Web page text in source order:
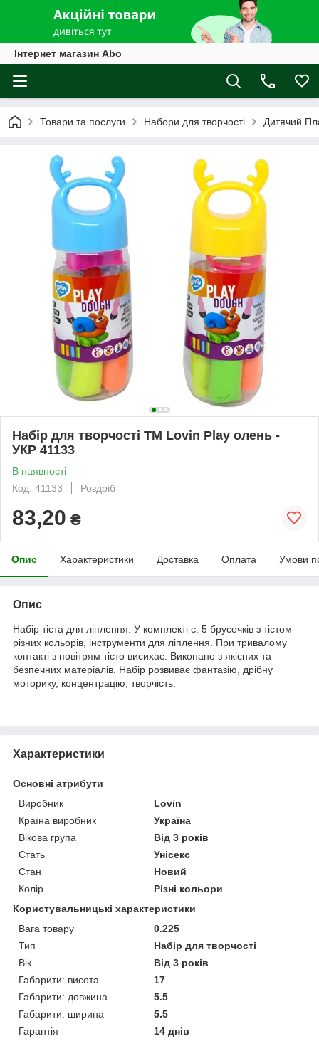
Інтернет магазин Abo
Товари та послуги Набори для творчості Дитячий
Набір для творчості ТМ Lovin Play олень -
УКР 41133
В наявності
Код: 41133
Роздріб
83,20 ₴
Опис Характеристики Доставка Оплата Умови
Опис
Набір тіста для ліплення. У комплекті є: 5 брусочків з тістом
різних кольорів, інструменти для ліплення. При тривалому
контакті з повітрям тісто висихає. Виконано з якісних та
безпечних матеріалів. Набір розвиває фантазію, дрібну
моторику, концентрацію, творчість.
Характеристики
Основні атрибути
Виробник
Lovin
Країна виробник
Україна
Вікова група
Від 3 років
Стать
Унісекс
Стан
Новий
Колір
Різні кольори
Користувальницькі характеристики
Вага товару
0.225
Тип
Набір для творчості
Вік
Від 3 років
Габарити: висота
17
Габарити: довжина
5.5
Габарити: ширина
5.5
Гарантія
14 днів